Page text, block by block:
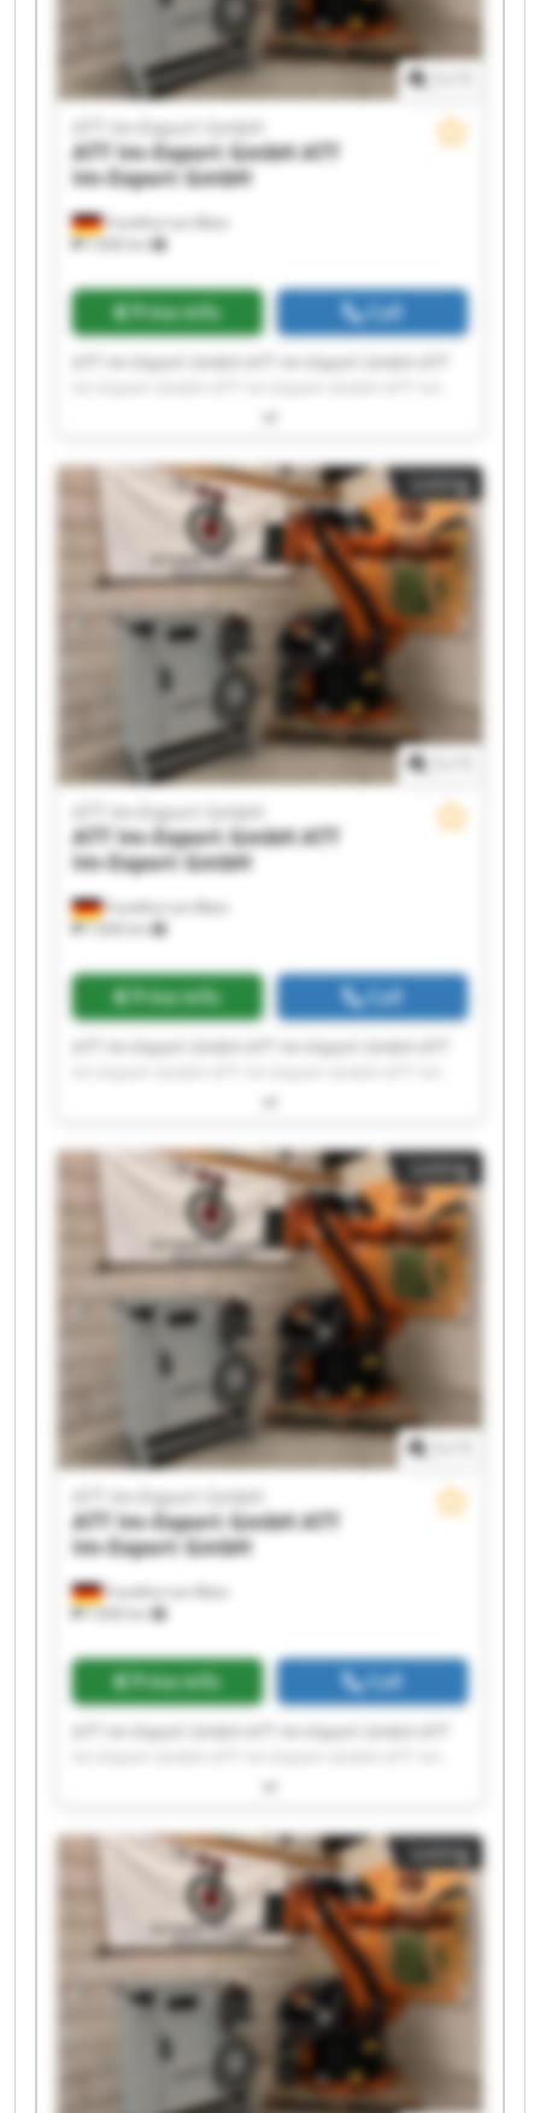
Frankfurt am Main
7,836 km
ATT Im-Export GmbH
ATT Im-Export GmbHATT
Im-Export GmbH
Price info Call
ATT Im-Export GmbH ATT Im-Export GmbH ATT
Export GmbH ATT Im-Export GmbH ATT Im-
Export GmbH ATT Im-Export GmbH ATT Im-
Export GmbH ATT Im-Export GmbH ATT Im-
Export GmbH ATT Im-Export GmbH ATT Im-
Export GmbH ATT Im-Export GmbH ATT Im-
Export GmbH ATT Im-Export GmbH ATT Im-
Export GmbH ATT Im-Export GmbH
Listing
Frankfurt am Main
7,836 km
ATT Im-Export GmbH
ATT Im-Export GmbHATT
Im-Export GmbH
Price info Call
ATT Im-Export GmbH ATT Im-Export GmbH ATT
Export GmbH ATT Im-Export GmbH ATT Im-
Export GmbH ATT Im-Export GmbH ATT Im-
Export GmbH ATT Im-Export GmbH ATT Im-
Export GmbH ATT Im-Export GmbH ATT Im-
Export GmbH ATT Im-Export GmbH ATT Im-
Export GmbH ATT Im-Export GmbH ATT Im-
Export GmbH ATT Im-Export GmbH
Listing
Frankfurt am Main
7,836 km
ATT Im-Export GmbH
ATT Im-Export GmbHATT
Im-Export GmbH
Price info Call
ATT Im-Export GmbH ATT Im-Export GmbH ATT
Export GmbH ATT Im-Export GmbH ATT Im-
Export GmbH ATT Im-Export GmbH ATT Im-
Export GmbH ATT Im-Export GmbH ATT Im-
Export GmbH ATT Im-Export GmbH ATT Im-
Export GmbH ATT Im-Export GmbH ATT Im-
Export GmbH ATT Im-Export GmbH ATT Im-
Export GmbH ATT Im-Export GmbH
Listing